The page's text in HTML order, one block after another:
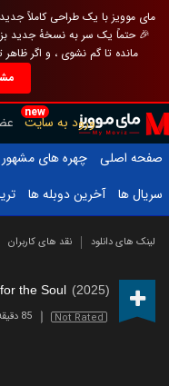
مای موویز با یک طراحی کاملاً
🎉 حتماً یک سر به نسخهٔ جدید
مانده تا گم نشوی ، و اگر
new
ورود به سایت
صفحه اصلی
چهره های مشهور
سریال ها
آخرین دوبله ها
لینک های دانلود نقد های کاربران
the Soul (2025)
Not Rated 85 دقیقه